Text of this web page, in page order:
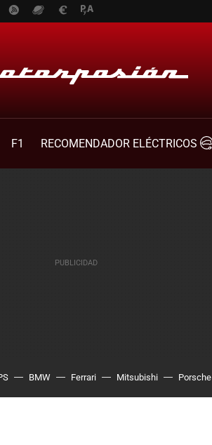
F1
RECOMENDADOR ELÉCTRICOS
BMW Ferrari Mitsubishi Porsche